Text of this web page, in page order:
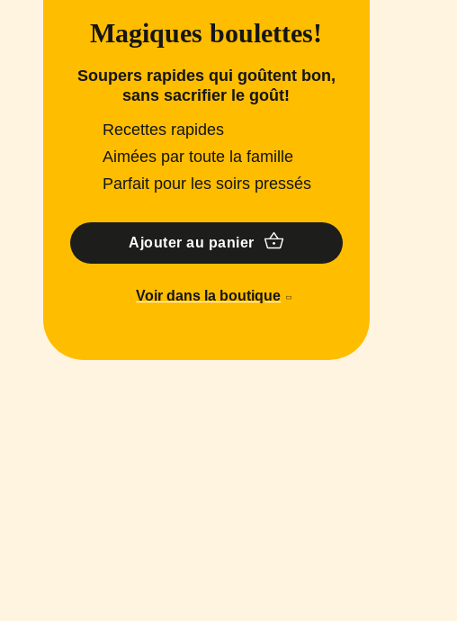
Magiques boulettes!
Soupers rapides qui goûtent bon,
sans sacrifier le goût!
Recettes rapides
Aimées par toute la famille
Parfait pour les soirs pressés
Ajouter au panier
Voir dans la boutique